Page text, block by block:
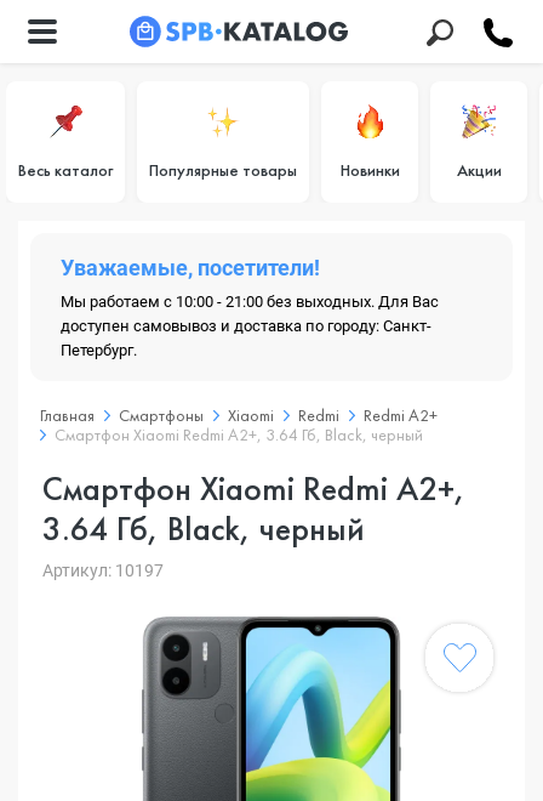
Весь каталог Популярные товары Новинки Акции
Уважаемые, посетители!
Мы работаем с 10:00 - 21:00 без выходных. Для Вас
доступен самовывоз и доставка по городу: Санкт-
Петербург.
Главная Смартфоны Xiaomi Redmi
Redmi A2+
Смартфон Xiaomi Redmi A2+, 3.64 Гб, Black, черный
Смартфон Xiaomi Redmi A2+,
3.64 Гб, Black, черный
Артикул: 10197